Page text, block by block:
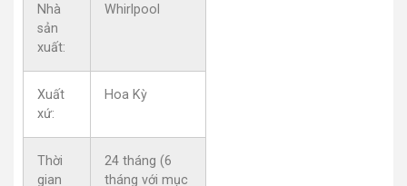
Nhà
sản
xuất:
Whirlpool
Xuất
xứ:
Hoa Kỳ
Thời
gian
24 tháng (6
tháng với mục